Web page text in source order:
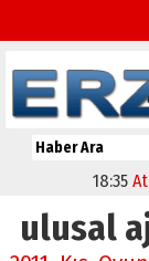
18:35
ulusal